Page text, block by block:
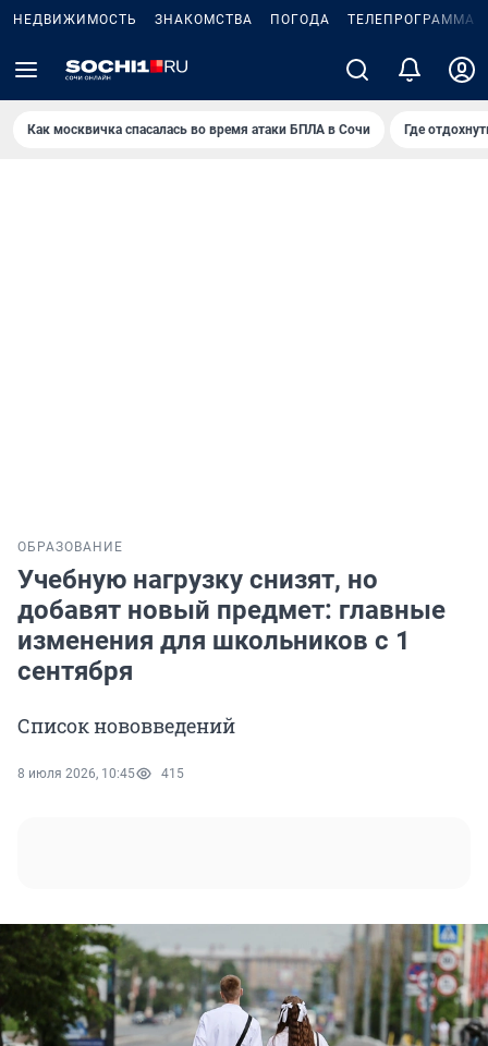
НЕДВИЖИМОСТЬ ЗНАКОМСТВА ПОГОДА ТЕЛЕПРОГРАММА
Как москвичка спасалась во время атаки БПЛА в Сочи Где
ОБРАЗОВАНИЕ
Учебную нагрузку снизят, но
добавят новый предмет: главные
изменения для школьников с 1
сентября
Список нововведений
8 июля 2026, 10:45 415